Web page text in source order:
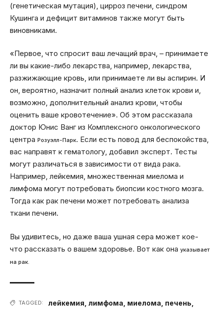
(генетическая мутация), цирроз печени, синдром
Кушинга и дефицит витаминов также могут быть
виновниками.
«Первое, что спросит ваш лечащий врач, – принимаете
ли вы какие-либо лекарства, например, лекарства,
разжижающие кровь, или принимаете ли вы аспирин. И
он, вероятно, назначит полный анализ клеток крови и,
возможно, дополнительный анализ крови, чтобы
оценить ваше кровотечение». Об этом рассказала
доктор Юнис Ванг из Комплексного онкологического
центра Розуэлл-Парк. Если есть повод для беспокойства,
вас направят к гематологу, добавил эксперт. Тесты
могут различаться в зависимости от вида рака.
Например, лейкемия, множественная миелома и
лимфома могут потребовать биопсии костного мозга.
Тогда как рак печени может потребовать анализа
ткани печени.
Вы удивитесь, но даже ваша ушная сера может кое-
что рассказать о вашем здоровье. Вот как она указывает
на рак.
TAGGED: лейкемия лимфома миелома печень